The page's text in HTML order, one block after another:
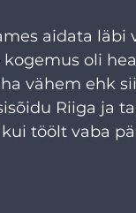
aidata läbi
oli
vähem ehk
Riiga ja
töölt vaba